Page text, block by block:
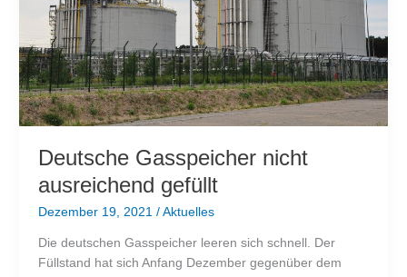
Deutsche Gasspeicher nicht
ausreichend gefüllt
Dezember 19, 2021 / Aktuelles
Die deutschen Gasspeicher leeren sich schnell. Der
Füllstand hat sich Anfang Dezember gegenüber dem